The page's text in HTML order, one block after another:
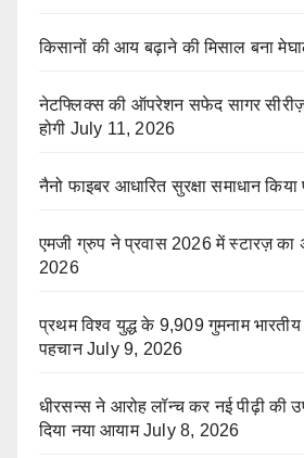
किसानों की आय बढ़ाने की मिसाल बना
नेटफ्लिक्स की ऑपरेशन सफेद सागर
होगी July 11, 2026
नैनो फाइबर आधारित सुरक्षा समाधान
एमजी ग्रुप ने प्रवास 2026 में स्टारज़ का
2026
प्रथम विश्व युद्ध के 9,909 गुमनाम भारतीय
पहचान July 9, 2026
धीरसन्स ने आरोह लॉन्च कर नई पीढ़ी की
दिया नया आयाम July 8, 2026